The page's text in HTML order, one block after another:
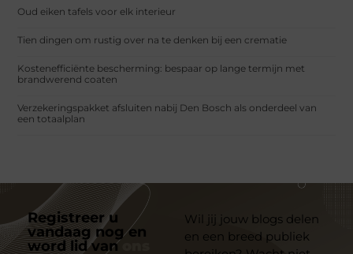
Oud eiken tafels voor elk interieur
Tien dingen om rustig over na te denken bij een crematie
Kostenefficiënte bescherming: bespaar op lange termijn met
brandwerend coaten
Verzekeringspakket afsluiten nabij Den Bosch als onderdeel van
een totaalplan
Registreer u
vandaag nog en
word lid van
Wil jij jouw blogs delen
en een breed publiek